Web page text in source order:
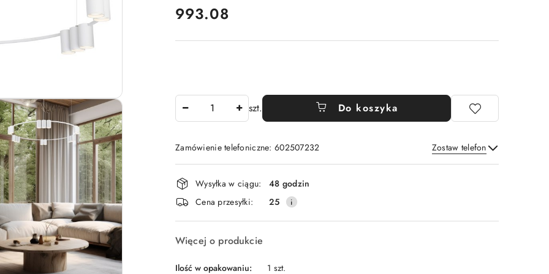
cena:
993.08
szt. Do koszyka
Zamówienie telefoniczne: 602507232 Zostaw telefon
Wyślij
Dostępność
i
dostawa
Wysyłka w ciągu:
48 godzin
Cena przesyłki:
25
Więcej o produkcie
Ilość w opakowaniu:
1 szt.